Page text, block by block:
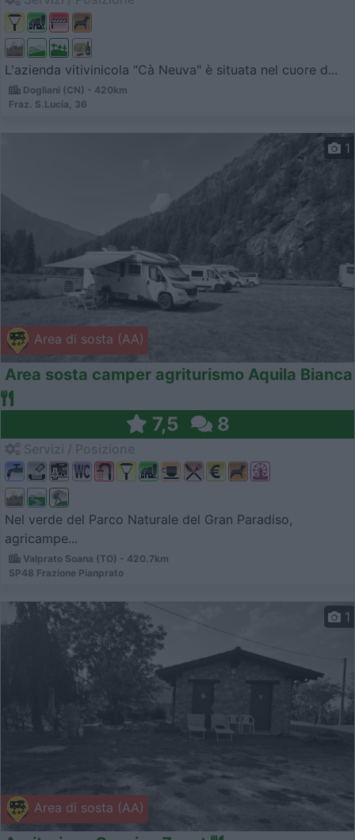
L'azienda vitivinicola "Cà Neuva" è situata nel cuore d...
Dogliani (CN) - 420km
Fraz. S.Lucia, 36
Area di sosta (AA)
1
Area sosta camper agriturismo Aquila Bianca
7,5 8
Nel verde del Parco Naturale del Gran Paradiso,
agricampe...
Valprato Soana (TO) - 420.7km
SP48 Frazione Pianprato
Area di sosta (AA)
1